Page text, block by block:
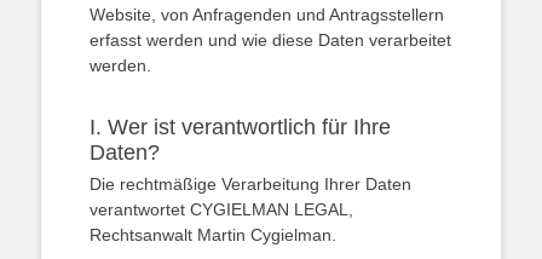
Website, von Anfragenden und Antragsstellern
erfasst werden und wie diese Daten verarbeitet
werden.
I. Wer ist verantwortlich für Ihre
Daten?
Die rechtmäßige Verarbeitung Ihrer Daten
verantwortet CYGIELMAN LEGAL,
Rechtsanwalt Martin Cygielman.